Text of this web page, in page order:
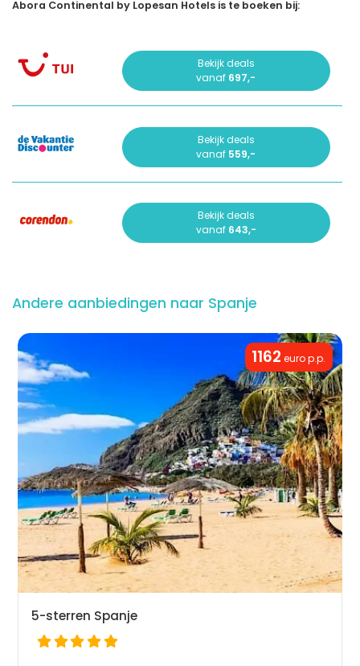
Abora Continental by Lopesan Hotels is te boeken bij:
Bekijk deals
vanaf 697,-
Bekijk deals
vanaf 559,-
Bekijk deals
vanaf643,-
Andere aanbiedingen naar Spanje
1162 euro p.p.
5-sterren Spanje